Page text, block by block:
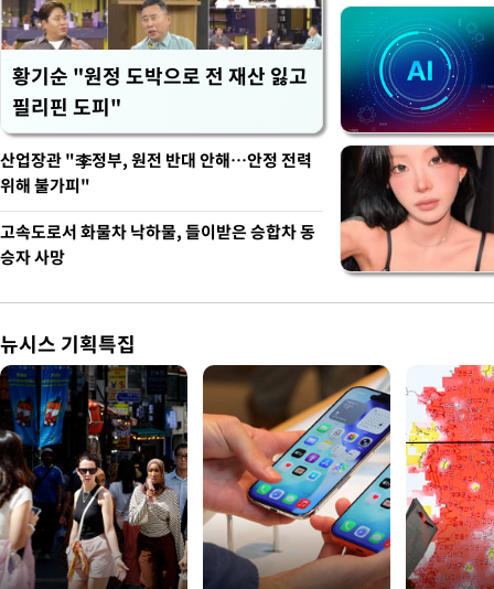
황기순 "원정 도박으로 전 재산 잃고
필리핀 도피"
산업장관 "李정부, 원전 반대 안해…안정 전력
위해 불가피"
고속도로서 화물차 낙하물, 들이받은 승합차 동
승자 사망
뉴시스 기획특집